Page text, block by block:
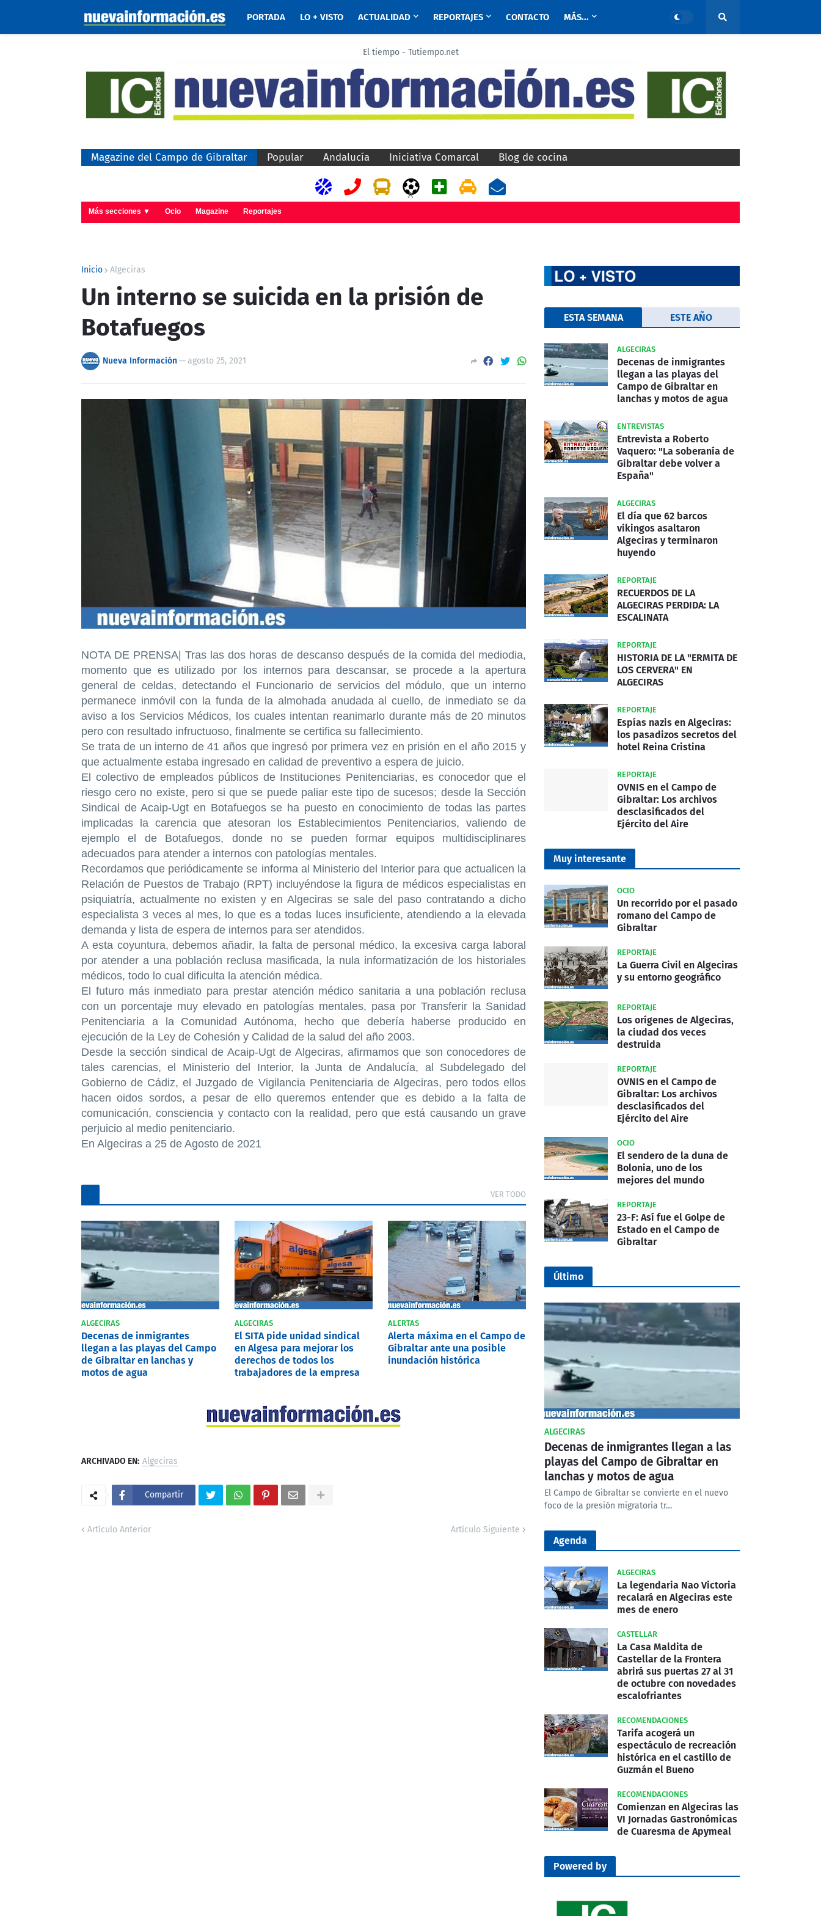
PORTADA LO + VISTO ACTUALIDAD REPORTAJES CONTACTO MÁS...
El tiempo - Tutiempo.net
Magazine del Campo de Gibraltar Popular Andalucía Iniciativa Comarcal Blog de cocina
A
Más secciones ▼ Ocio Magazine Reportajes
Inicio Algeciras
Un interno se suicida en la prisión de
Botafuegos
Nueva Información—agosto 25, 2021
NOTA DE PRENSA| Tras las dos horas de descanso después de la comida del mediodia,
momento que es utilizado por los internos para descansar, se procede a la apertura
general de celdas, detectando el Funcionario de servicios del módulo, que un interno
permanece inmóvil con la funda de la almohada anudada al cuello, de inmediato se da
aviso a los Servicios Médicos, los cuales intentan reanimarlo durante más de 20 minutos
pero con resultado infructuoso, finalmente se certifica su fallecimiento.
Se trata de un interno de 41 años que ingresó por primera vez en prisión en el año 2015 y
que actualmente estaba ingresado en calidad de preventivo a espera de juicio.
El colectivo de empleados públicos de Instituciones Penitenciarias, es conocedor que el
riesgo cero no existe, pero si que se puede paliar este tipo de sucesos; desde la Sección
Sindical de Acaip-Ugt en Botafuegos se ha puesto en conocimiento de todas las partes
implicadas la carencia que atesoran los Establecimientos Penitenciarios, valiendo de
ejemplo el de Botafuegos, donde no se pueden formar equipos multidisciplinares
adecuados para atender a internos con patologías mentales.
Recordamos que periódicamente se informa al Ministerio del Interior para que actualicen la
Relación de Puestos de Trabajo (RPT) incluyéndose la figura de médicos especialistas en
psiquiatría, actualmente no existen y en Algeciras se sale del paso contratando a dicho
especialista 3 veces al mes, lo que es a todas luces insuficiente, atendiendo a la elevada
demanda y lista de espera de internos para ser atendidos.
A esta coyuntura, debemos añadir, la falta de personal médico, la excesiva carga laboral
por atender a una población reclusa masificada, la nula informatización de los historiales
médicos, todo lo cual dificulta la atención médica.
El futuro más inmediato para prestar atención médico sanitaria a una población reclusa
con un porcentaje muy elevado en patologías mentales, pasa por Transferir la Sanidad
Penitenciaria a la Comunidad Autónoma, hecho que debería haberse producido en
ejecución de la Ley de Cohesión y Calidad de la salud del año 2003.
Desde la sección sindical de Acaip-Ugt de Algeciras, afirmamos que son conocedores de
tales carencias, el Ministerio del Interior, la Junta de Andalucía, al Subdelegado del
Gobierno de Cádiz, el Juzgado de Vigilancia Penitenciaria de Algeciras, pero todos ellos
hacen oidos sordos, a pesar de ello queremos entender que es debido a la falta de
comunicación, consciencia y contacto con la realidad, pero que está causando un grave
perjuicio al medio penitenciario.
En Algeciras a 25 de Agosto de 2021
VER TODO
ALGECIRAS
Decenas de inmigrantes
llegan a las playas del Campo
de Gibraltar en lanchas y
motos de agua
ALGECIRAS
El SITA pide unidad sindical
en Algesa para mejorar los
derechos de todos los
trabajadores de la empresa
ALERTAS
Alerta máxima en el Campo de
Gibraltar ante una posible
inundación histórica
ARCHIVADO EN: Algeciras
Compartir
Artículo Anterior Artículo Siguiente
ESTA SEMANA ESTE AÑO
ALGECIRAS
Decenas de inmigrantes
llegan a las playas del
Campo de Gibraltar en
lanchas y motos de agua
ENTREVISTAS
Entrevista a Roberto
Vaquero: "La soberanía de
Gibraltar debe volver a
España"
ALGECIRAS
El día que 62 barcos
vikingos asaltaron
Algeciras y terminaron
huyendo
REPORTAJE
RECUERDOS DE LA
ALGECIRAS PERDIDA: LA
ESCALINATA
REPORTAJE
HISTORIA DE LA "ERMITA DE
LOS CERVERA" EN
ALGECIRAS
REPORTAJE
Espías nazis en Algeciras:
los pasadizos secretos del
hotel Reina Cristina
REPORTAJE
OVNIS en el Campo de
Gibraltar: Los archivos
desclasificados del
Ejército del Aire
Muy interesante
OCIO
Un recorrido por el pasado
romano del Campo de
Gibraltar
REPORTAJE
La Guerra Civil en Algeciras
y su entorno geográfico
REPORTAJE
Los orígenes de Algeciras,
la ciudad dos veces
destruida
REPORTAJE
OVNIS en el Campo de
Gibraltar: Los archivos
desclasificados del
Ejército del Aire
OCIO
El sendero de la duna de
Bolonia, uno de los
mejores del mundo
REPORTAJE
23-F: Así fue el Golpe de
Estado en el Campo de
Gibraltar
Último
ALGECIRAS
Decenas de inmigrantes llegan a las
playas del Campo de Gibraltar en
lanchas y motos de agua
El Campo de Gibraltar se convierte en el nuevo
foco de la presión migratoria tr…
Agenda
ALGECIRAS
La legendaria Nao Victoria
recalará en Algeciras este
mes de enero
CASTELLAR
La Casa Maldita de
Castellar de la Frontera
abrirá sus puertas 27 al 31
de octubre con novedades
escalofriantes
RECOMENDACIONES
Tarifa acogerá un
espectáculo de recreación
histórica en el castillo de
Guzmán el Bueno
RECOMENDACIONES
Comienzan en Algeciras las
VI Jornadas Gastronómicas
de Cuaresma de Apymeal
Powered by